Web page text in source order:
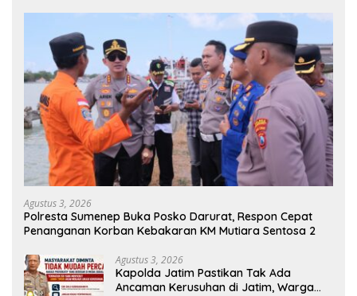
Agustus 3, 2026
Polresta Sumenep Buka Posko Darurat, Respon Cepat
Penanganan Korban Kebakaran KM Mutiara Sentosa 2
Agustus 3, 2026
Kapolda Jatim Pastikan Tak Ada
Ancaman Kerusuhan di Jatim, Warga